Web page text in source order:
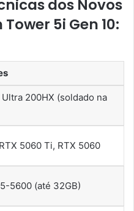
dos Novos
5i Gen 10:
200HX (soldado na
5060 Ti, RTX 5060
5600 (até 32GB)